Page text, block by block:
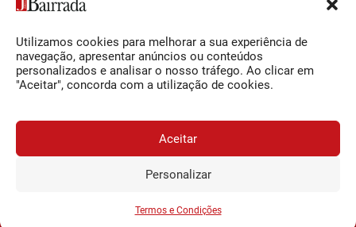
Utilizamos cookies para melhorar a sua experiência de
navegação, apresentar anúncios ou conteúdos
personalizados e analisar o nosso tráfego. Ao clicar em
"Aceitar", concorda com a utilização de cookies.
Aceitar
Personalizar
Termos e Condições
0,34€/semana
Siga-nos
Facebook
O Jornal da Bairrada
Contactos
Termos e Condições
© 2026 Jornal da Bairrada